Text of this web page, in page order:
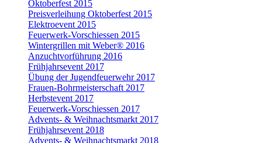
Oktoberfest 2015
Preisverleihung Oktoberfest 2015
Elektroevent 2015
Feuerwerk-Vorschiessen 2015
Wintergrillen mit Weber® 2016
Anzuchtvorführung 2016
Frühjahrsevent 2017
Übung der Jugendfeuerwehr 2017
Frauen-Bohrmeisterschaft 2017
Herbstevent 2017
Feuerwerk-Vorschiessen 2017
Advents- & Weihnachtsmarkt 2017
Frühjahrsevent 2018
Advents- & Weihnachtsmarkt 2018